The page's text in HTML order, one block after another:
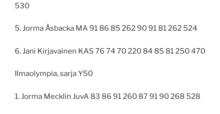
530
5. Jorma Åsbacka MA 91 86 85 262 90 91 81 262 524
6. Jani Kirjavainen KAS 76 74 70 220 84 85 81 250 470
Ilmaolympia, sarja Y50
1. Jorma Mecklin JuvA 83 86 91 260 87 91 90 268 528